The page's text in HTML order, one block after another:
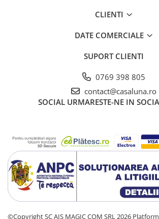
CLIENTI
DATE COMERCIALE
SUPORT CLIENTI
0769 398 805
contact@casaluna.ro
SOCIAL URMARESTE-NE IN
©Copyright SC AIS MAGIC COM SRL 2026